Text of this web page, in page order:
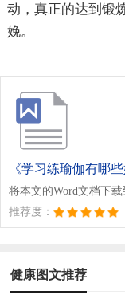
动，真正的达到锻
娩。
《学习练瑜伽有哪些
将本文的Word文档下
推荐度：
健康图文推荐